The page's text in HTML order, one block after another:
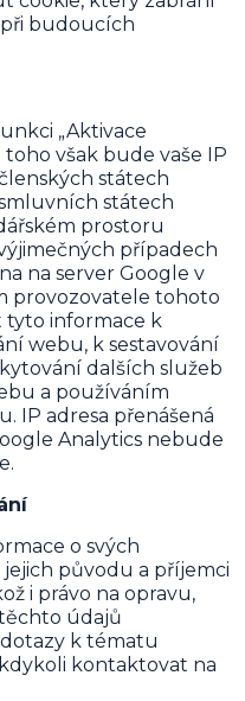
budoucích
„Aktivace
však bude vaše IP
státech
státech
prostoru
případech
na server Google v
provozovatele tohoto
informace k
webu, k sestavování
dalších služeb
a používáním
IP adresa přenášená
Analytics nebude
o svých
původu a příjemci
i právo na opravu,
údajů
k tématu
kontaktovat na